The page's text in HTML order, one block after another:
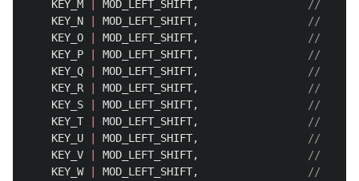
KEY_M
MOD_LEFT_SHIFT,
KEY_N
MOD_LEFT_SHIFT,
KEY_O
MOD_LEFT_SHIFT,
KEY_P
MOD_LEFT_SHIFT,
KEY_Q
MOD_LEFT_SHIFT,
KEY_R
MOD_LEFT_SHIFT,
KEY_S
MOD_LEFT_SHIFT,
KEY_T
MOD_LEFT_SHIFT,
KEY_U
MOD_LEFT_SHIFT,
KEY_V
MOD_LEFT_SHIFT,
KEY_W
MOD_LEFT_SHIFT,